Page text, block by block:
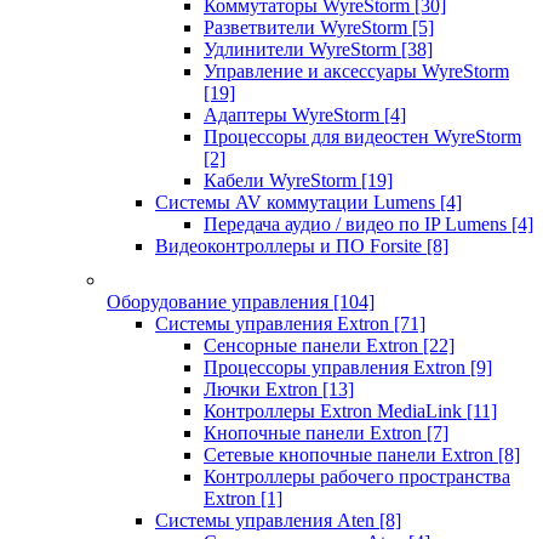
Коммутаторы WyreStorm [30]
Разветвители WyreStorm [5]
Удлинители WyreStorm [38]
Управление и аксессуары WyreStorm
[19]
Адаптеры WyreStorm [4]
Процессоры для видеостен WyreStorm
[2]
Кабели WyreStorm [19]
Системы AV коммутации Lumens [4]
Передача аудио / видео по IP Lumens [4]
Видеоконтроллеры и ПО Forsite [8]
Оборудование управления [104]
Системы управления Extron [71]
Сенсорные панели Extron [22]
Процессоры управления Extron [9]
Лючки Extron [13]
Контроллеры Extron MediaLink [11]
Кнопочные панели Extron [7]
Сетевые кнопочные панели Extron [8]
Контроллеры рабочего пространства
Extron [1]
Системы управления Aten [8]